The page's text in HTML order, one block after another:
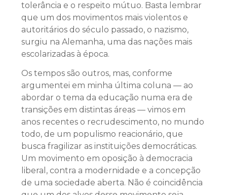
tolerância e o respeito mútuo. Basta lembrar
que um dos movimentos mais violentos e
autoritários do século passado, o nazismo,
surgiu na Alemanha, uma das nações mais
escolarizadas à época.
Os tempos são outros, mas, conforme
argumentei em minha última coluna — ao
abordar o tema da educação numa era de
transições em distintas áreas — vimos em
anos recentes o recrudescimento, no mundo
todo, de um populismo reacionário, que
busca fragilizar as instituições democráticas.
Um movimento em oposição à democracia
liberal, contra a modernidade e a concepção
de uma sociedade aberta. Não é coincidência